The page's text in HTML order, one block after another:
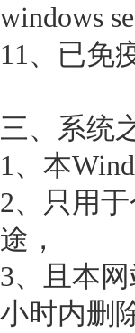
windows
11、已免
三、系统
1、本
2、只用
途，
3、且本
小时内删